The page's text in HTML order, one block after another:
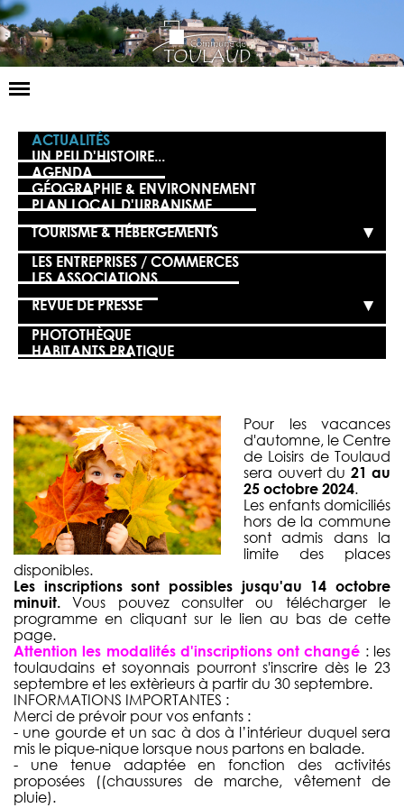
Basculer
LA MAIRIE
NOS SERVICES
LA VIE LOCALE
VOS DÉMARCHES
CONTACT
ACTUALITÉS
UN PEU D'HISTOIRE...
AGENDA
GÉOGRAPHIE & ENVIRONNEMENT
PLAN LOCAL D'URBANISME
TOURISME & HÉBERGEMENTS
LES ENTREPRISES / COMMERCES
LES ASSOCIATIONS
REVUE DE PRESSE
PHOTOTHÈQUE
HABITANTS PRATIQUE
Pour les vacances
d'automne, le Centre
de Loisirs de Toulaud
sera ouvert du 21 au
25 octobre 2024.
Les enfants domiciliés
hors de la commune
sont admis dans la
limite des places
disponibles.
Les inscriptions sont possibles jusqu'au 14 octobre
minuit.Vous pouvez consulter ou télécharger le
programme en cliquant sur le lien au bas de cette
page.
Attention les modalités d'inscriptions ont changé : les
toulaudains et soyonnais pourront s'inscrire dès le 23
septembre et les extèrieurs à partir du 30 septembre.
INFORMATIONS IMPORTANTES :
Merci de prévoir pour vos enfants :
- une gourde et un sac à dos à l’intérieur duquel sera
mis le pique-nique lorsque nous partons en balade.
- une tenue adaptée en fonction des activités
proposées ((chaussures de marche, vêtement de
pluie).